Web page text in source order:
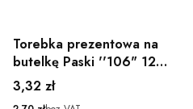
Torebka prezentowa na
butelkę Paski ''106" 12 x
36,9 x 11
Cena
3,32 zł